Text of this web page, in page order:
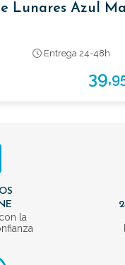
Lunares Azul
Entrega 24-48h
39,
la